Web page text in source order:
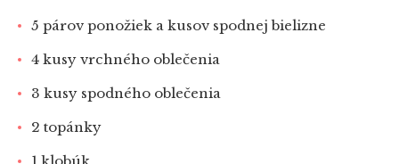
5 párov ponožiek a kusov spodnej bielizne
4 kusy vrchného oblečenia
3 kusy spodného oblečenia
2 topánky